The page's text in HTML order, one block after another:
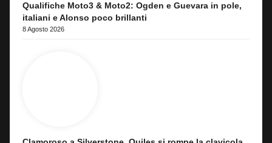
Qualifiche Moto3 & Moto2: Ogden e Guevara in pole,
italiani e Alonso poco brillanti
8 Agosto 2026